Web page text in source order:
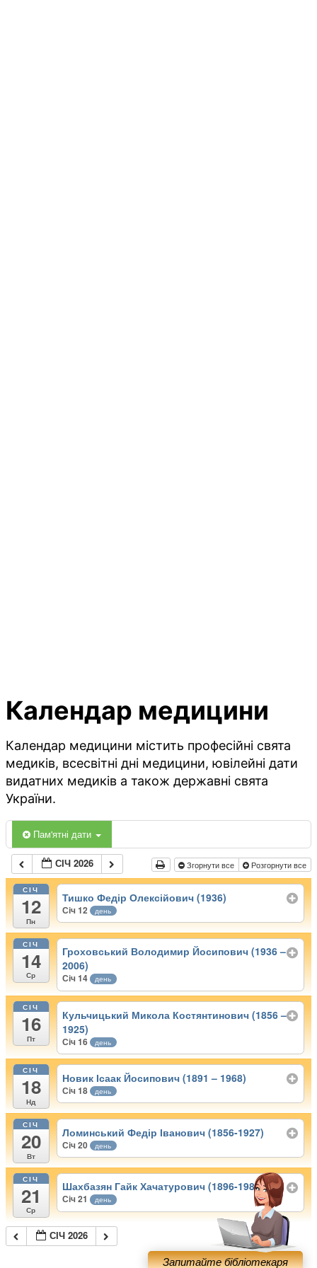
Календар медицини
Календар медицини містить професійні свята
медиків, всесвітні дні медицини, ювілейні дати
видатних медиків а також державні свята
України.
Пам'ятні дати
СІЧ 2026 Згорнути все Розгорнути все
СІЧ
12
Пн
Тишко Федір Олексійович (1936)
Січ 12 день
СІЧ
14
Ср
Гроховський Володимир Йосипович (1936 –
2006)
Січ 14 день
СІЧ
16
Пт
Кульчицький Микола Костянтинович (1856 –
1925)
Січ 16 день
СІЧ
18
Нд
Новик Ісаак Йосипович (1891 – 1968)
Січ 18 день
СІЧ
20
Вт
Ломинський Федір Іванович (1856-1927)
Січ 20 день
СІЧ
21
Ср
Шахбазян Гайк Хачатурович (1896-1982)
Січ 21 день
СІЧ 2026